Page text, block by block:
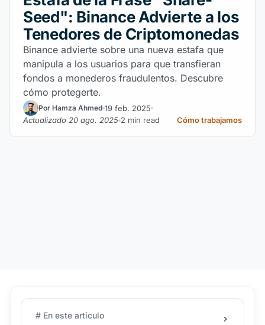
Seed": Binance Advierte a los
Tenedores de Criptomonedas
Binance advierte sobre una nueva estafa que
manipula a los usuarios para que transfieran
fondos a monederos fraudulentos. Descubre
cómo protegerte.
Por Hamza Ahmed 19 feb. 2025
Actualizado 20 ago. 2025 2 min read Cómo trabajamos
# En este artículo